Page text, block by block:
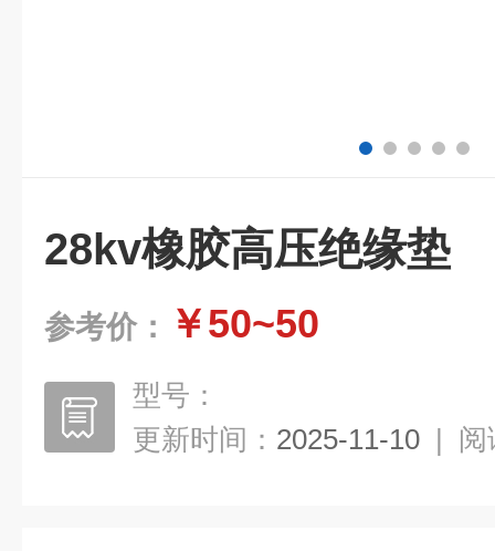
28kv橡胶高压绝缘垫
参考价： ￥50~50
型号：
更新时间： 2025-11-10 | 阅